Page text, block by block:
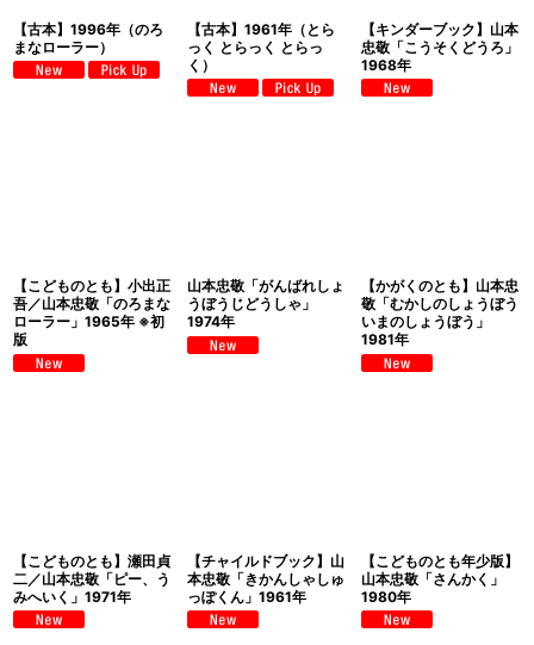
【古本】1996年（のろ
まなローラー）
【古本】1961年（とら
っく とらっく とらっ
く）
【キンダーブック】山本
忠敬「こうそくどうろ」
1968年
【こどものとも】小出正
吾／山本忠敬「のろまな
ローラー」1965年 ※初
版
山本忠敬「がんばれしょ
うぼうじどうしゃ」
1974年
【かがくのとも】山本忠
敬「むかしのしょうぼう
いまのしょうぼう」
1981年
【こどものとも】瀬田貞
二／山本忠敬「ピー、う
みへいく」1971年
【チャイルドブック】山
本忠敬「きかんしゃしゅ
っぽくん」1961年
【こどものとも年少版】
山本忠敬「さんかく」
1980年